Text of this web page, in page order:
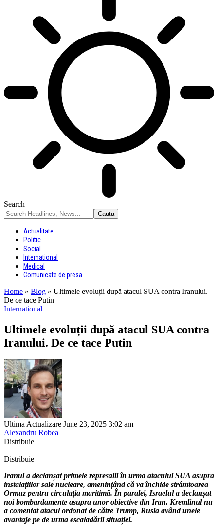
Search
Actualitate
Politic
Social
International
Medical
Comunicate de presa
Home » Blog » Ultimele evoluții după atacul SUA contra Iranului.
De ce tace Putin
International
Ultimele evoluții după atacul SUA contra
Iranului. De ce tace Putin
Ultima Actualizare June 23, 2025 3:02 am
Alexandru Robea
Distribuie
Distribuie
Iranul a declanșat primele represalii în urma atacului SUA asupra
instalațiilor sale nucleare, amenințând că va închide strâmtoarea
Ormuz pentru circulația maritimă. În paralel, Israelul a declanșat
noi bombardamente asupra unor obiective din Iran. Kremlinul nu
a comentat atacul ordonat de către Trump, Rusia având unele
avantaje pe de urma escaladării situației.